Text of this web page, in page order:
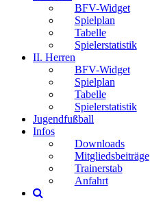
BFV-Widget
Spielplan
Tabelle
Spielerstatistik
II. Herren
BFV-Widget
Spielplan
Tabelle
Spielerstatistik
Jugendfußball
Infos
Downloads
Mitgliedsbeiträge
Trainerstab
Anfahrt